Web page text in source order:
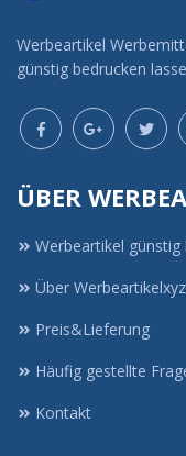
Werbeartikel
günstig bedrucken
ÜBER
Werbeartikel günstig
Über
Preis&Lieferung
Häufig gestellte
Kontakt